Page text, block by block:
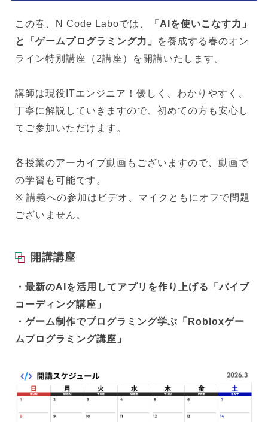
この春、N Code Laboでは、
「AIを使いこなす力」
と「ゲームプログラミング力」
を養成する春のオン
ライン特別講座（2講座）を開講いたします。
講師は現役ITエンジニア！優しく、わかりやすく、
丁寧に解説していきますので、初めての方も安心し
てご参加いただけます。
各授業のアーカイブ動画もございますので、動画で
の学習も可能です。
※ 講義への参加はビデオ、マイクともにオフで問題
ございません。
開講講座
・最新のAIを活用してアプリを作り上げる「バイブ
コーディング講座」
・ゲーム制作でプログラミング学ぶ「Robloxゲー
ムプログラミング講座」